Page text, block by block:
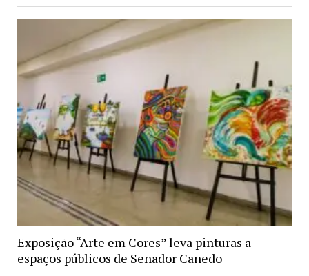
Exposição “Arte em Cores” leva pinturas a
espaços públicos de Senador Canedo